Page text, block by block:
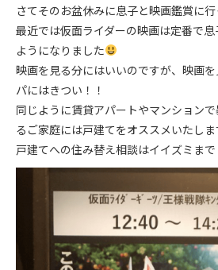
さてそのお盆休みに息子と映画鑑賞に行
最近では仮面ライダーの映画は定番で
ようになりました
映画を見る分にはいいのですが、映画
パにはきつい！！
同じように賃貸アパートやマンション
るご家庭には戸建てをオススメいたしま
戸建てへの住み替え相談はイイズミまで